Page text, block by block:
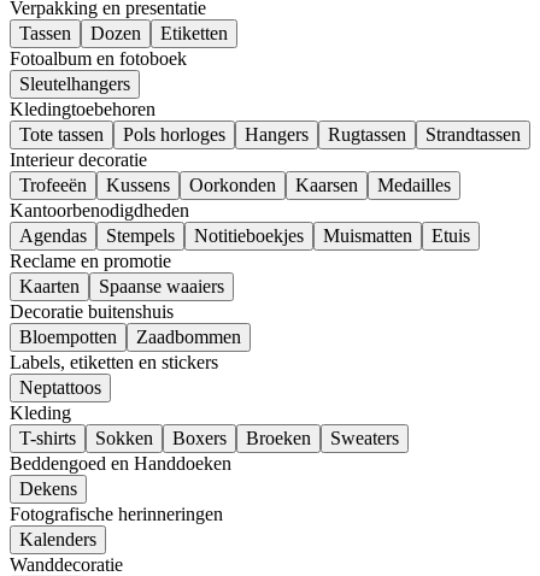
Verpakking en presentatie
Tassen
Dozen
Etiketten
Fotoalbum en fotoboek
Sleutelhangers
Kledingtoebehoren
Tote tassen
Pols horloges Hangers Rugtassen
Strandtassen
Interieur decoratie
Trofeeën
Kussens Oorkonden Kaarsen
Medailles
Kantoorbenodigdheden
Agendas
Stempels Notitieboekjes Muismatten
Etuis
Reclame en promotie
Kaarten
Spaanse waaiers
Decoratie buitenshuis
Bloempotten
Zaadbommen
Labels, etiketten en stickers
Neptattoos
Kleding
T-shirts
Sokken Boxers Broeken
Sweaters
Beddengoed en Handdoeken
Dekens
Fotografische herinneringen
Kalenders
Wanddecoratie